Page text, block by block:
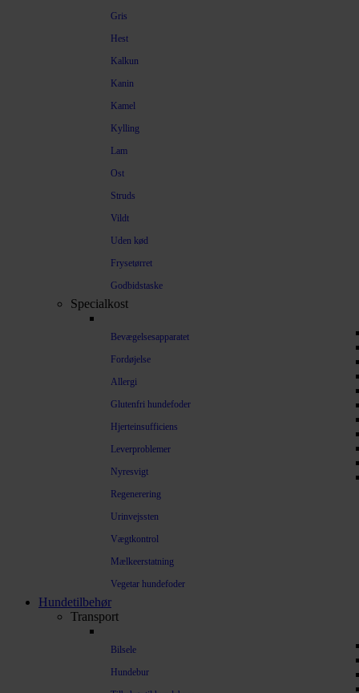
Gris
Hest
Kalkun
Kanin
Kamel
Kylling
Lam
Ost
Struds
Vildt
Uden kød
Frysetørret
Godbidstaske
Specialkost
Bevægelsesapparatet
Fordøjelse
Allergi
Glutenfri hundefoder
Hjerteinsufficiens
Leverproblemer
Nyresvigt
Regenerering
Urinvejssten
Vægtkontrol
Mælkeerstatning
Vegetar hundefoder
Hundetilbehør
Transport
Bilsele
Hundebur